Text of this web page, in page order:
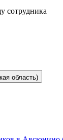
сотрудника
область)